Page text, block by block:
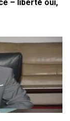
– liberté oui,